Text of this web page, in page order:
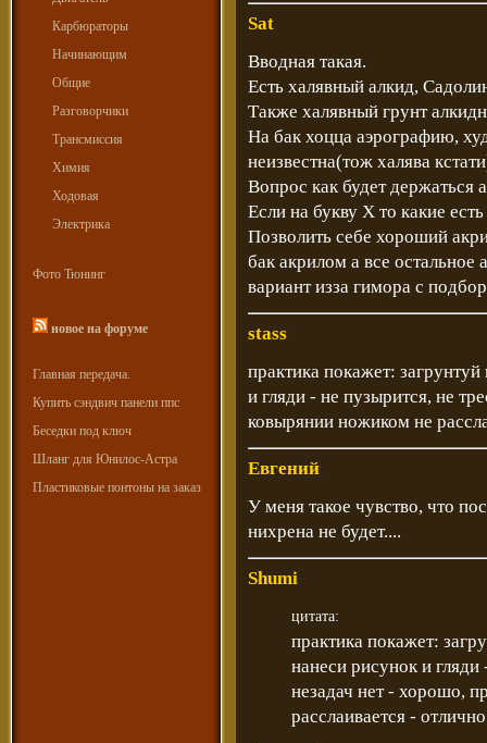
Карбюраторы
Начинающим
Общие
Разговорчики
Трансмиссия
Химия
Ходовая
Электрика
Фото Тюнинг
новое на форуме
Главная передача.
Купить сэндвич панели ппс
Беседки под ключ
Шланг для Юнилос-Астра
Пластиковые понтоны на заказ
Sat
Вводная такая.
Есть халявный алкид,
Также халявный грунт
На бак хоцца аэрографию,
неизвестна(тож халява
Вопрос как будет держаться
Если на букву Х то какие
Позволить себе хороший
бак акрилом а все остальное
вариант изза гимора с
stass
практика покажет:
и гляди - не пузырится, не
ковырянии ножиком не
Евгений
У меня такое чувство, что
нихрена не будет....
Shumi
цитата:
практика покажет:
нанеси рисунок и
незадач нет - хорошо,
расслаивается -